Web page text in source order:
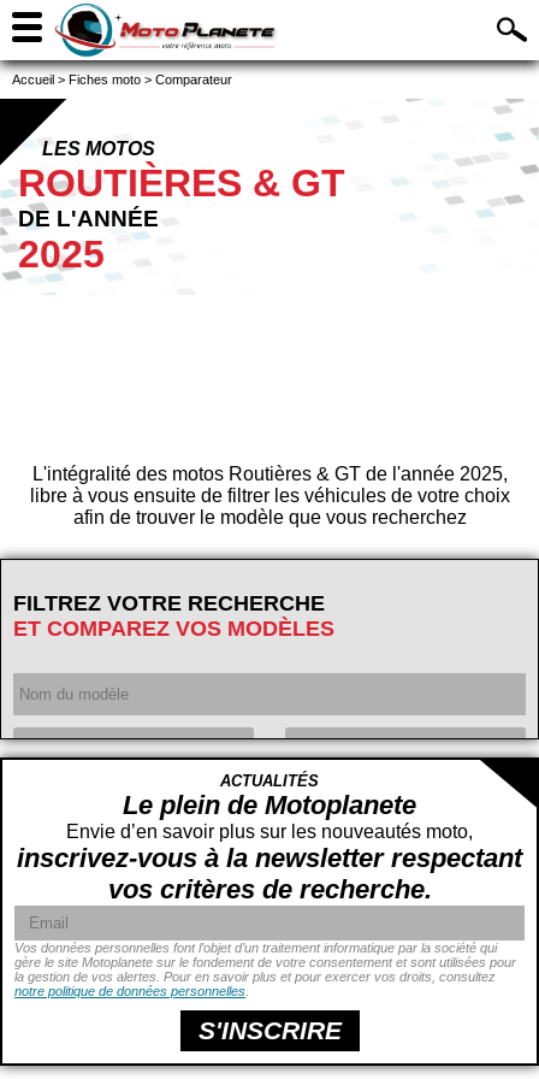
Accueil > Fiches moto > Comparateur
LES MOTOS
ROUTIÈRES & GT
DE L'ANNÉE
2025
L'intégralité des motos Routières & GT de l'année 2025,
libre à vous ensuite de filtrer les véhicules de votre choix
afin de trouver le modèle que vous recherchez
FILTREZ VOTRE RECHERCHE
ET COMPAREZ VOS MODÈLES
Cylindrée
cc
Puissance
ch -
Prix
cm -
ACTUALITÉS
Le plein de Motoplanete
Envie d’en savoir plus sur les nouveautés moto,
inscrivez-vous à la newsletter respectant
vos critères de recherche.
Vos données personnelles font l’objet d’un traitement informatique par la société qui
gère le site Motoplanete sur le fondement de votre consentement et sont utilisées pour
la gestion de vos alertes. Pour en savoir plus et pour exercer vos droits, consultez
notre politique de données personnelles
S'INSCRIRE